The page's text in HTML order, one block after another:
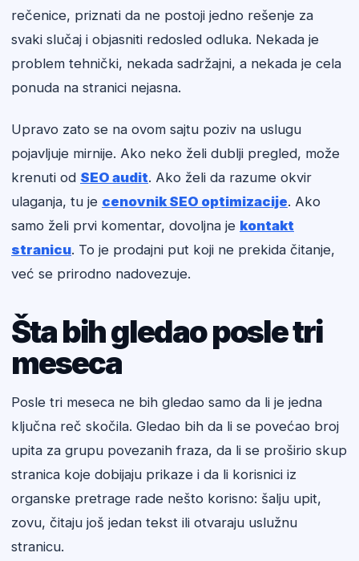
rečenice, priznati da ne postoji jedno rešenje za
svaki slučaj i objasniti redosled odluka. Nekada je
problem tehnički, nekada sadržajni, a nekada je cela
ponuda na stranici nejasna.
Upravo zato se na ovom sajtu poziv na uslugu
pojavljuje mirnije. Ako neko želi dublji pregled, može
krenuti od SEO audit. Ako želi da razume okvir
ulaganja, tu je cenovnik SEO optimizacije. Ako
samo želi prvi komentar, dovoljna je kontakt
stranicu. To je prodajni put koji ne prekida čitanje,
već se prirodno nadovezuje.
Šta bih gledao posle tri
meseca
Posle tri meseca ne bih gledao samo da li je jedna
ključna reč skočila. Gledao bih da li se povećao broj
upita za grupu povezanih fraza, da li se proširio skup
stranica koje dobijaju prikaze i da li korisnici iz
organske pretrage rade nešto korisno: šalju upit,
zovu, čitaju još jedan tekst ili otvaraju uslužnu
stranicu.